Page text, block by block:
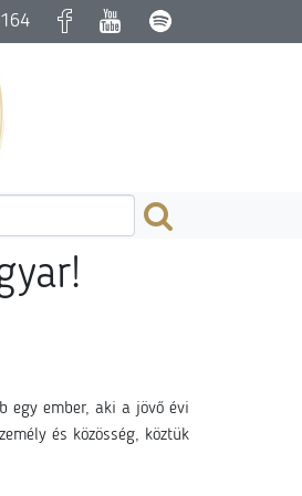
egy ember, aki a jövő évi
és közösség, köztük